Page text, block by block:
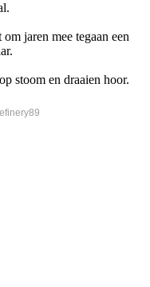
jaren mee tegaan een
stoom en draaien hoor.